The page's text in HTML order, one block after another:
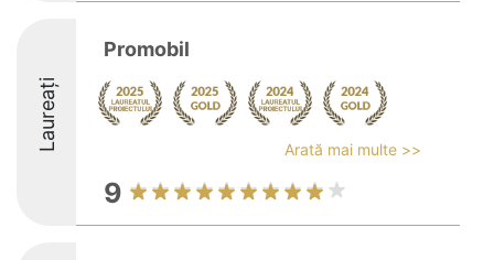
Laureați
Promobil
Arată mai multe >>
9